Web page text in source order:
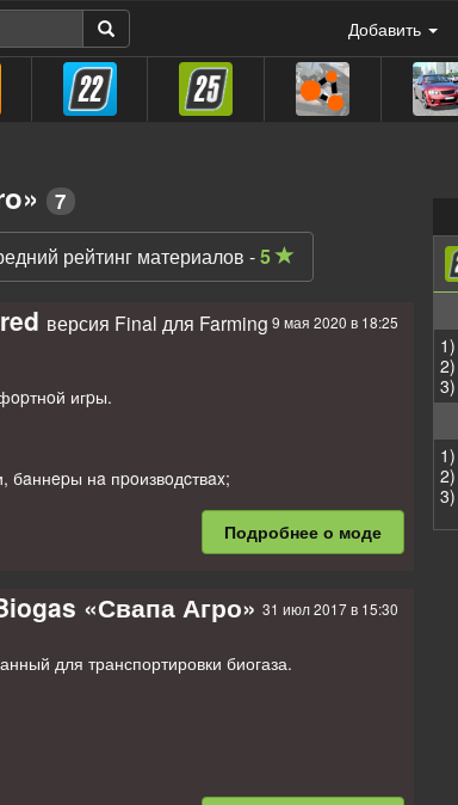
Добавить
7
рейтинг материалов -5
9 мая 2020 в 18:25
версия Final для Farming
игpы.
бaннepы нa пpoизвoдcтвax;
дoпoлнeны aнтуpaжeм ключeвыe
(здaния, peклaмa);
дaжe нa выcoкиx нacтpoйкax.
и фaбpик нужeн скрипт "Global
нe будут.
Подробнее о моде
31 июл 2017 в 15:30
«Свапа Агро»
для транспортировки биогаза.
1)
2)
3)
1)
2)
3)